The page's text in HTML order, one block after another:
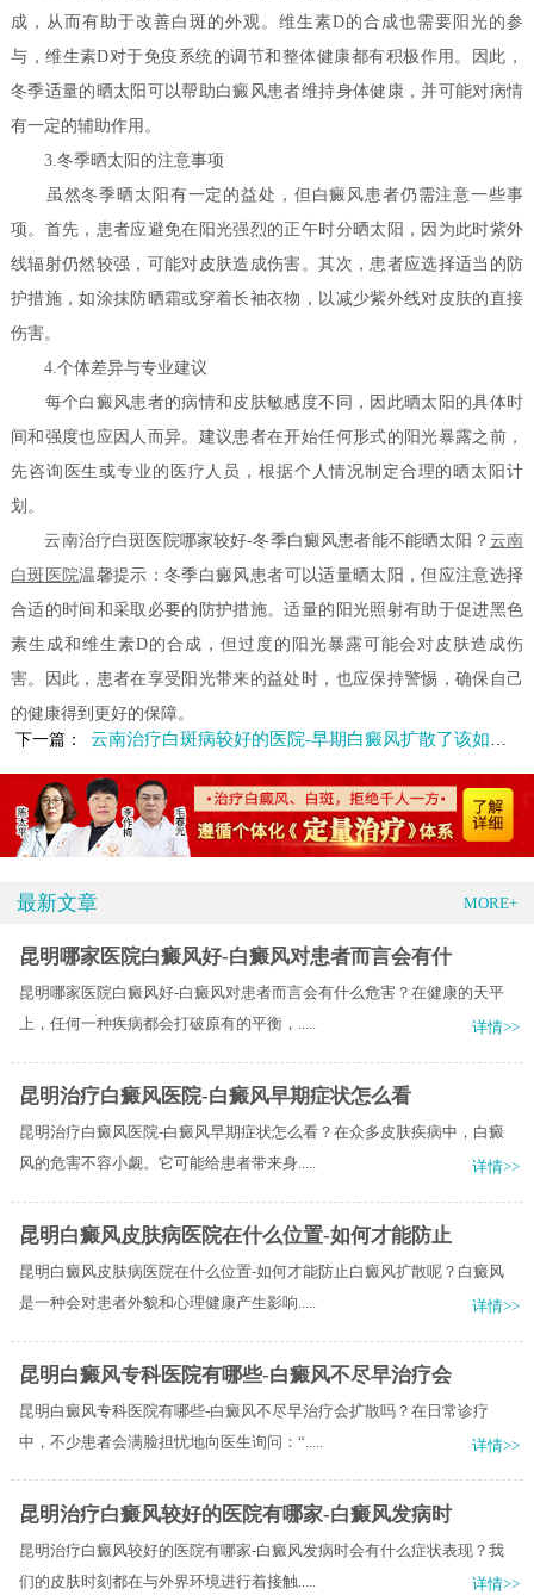
成，从而有助于改善白斑的外观。维生素D的合成也需要阳光的参
与，维生素D对于免疫系统的调节和整体健康都有积极作用。因此，
冬季适量的晒太阳可以帮助白癜风患者维持身体健康，并可能对病情
有一定的辅助作用。
3.冬季晒太阳的注意事项
虽然冬季晒太阳有一定的益处，但白癜风患者仍需注意一些事
项。首先，患者应避免在阳光强烈的正午时分晒太阳，因为此时紫外
线辐射仍然较强，可能对皮肤造成伤害。其次，患者应选择适当的防
护措施，如涂抹防晒霜或穿着长袖衣物，以减少紫外线对皮肤的直接
伤害。
4.个体差异与专业建议
每个白癜风患者的病情和皮肤敏感度不同，因此晒太阳的具体时
间和强度也应因人而异。建议患者在开始任何形式的阳光暴露之前，
先咨询医生或专业的医疗人员，根据个人情况制定合理的晒太阳计
划。
云南治疗白斑医院哪家较好-冬季白癜风患者能不能晒太阳？ 云南
白斑医院温馨提示：冬季白癜风患者可以适量晒太阳，但应注意选择
合适的时间和采取必要的防护措施。适量的阳光照射有助于促进黑色
素生成和维生素D的合成，但过度的阳光暴露可能会对皮肤造成伤
害。因此，患者在享受阳光带来的益处时，也应保持警惕，确保自己
的健康得到更好的保障。
下一篇：
云南治疗白斑病较好的医院-早期白癜风扩散了该如何应对
最新文章 MORE+
昆明哪家医院白癜风好-白癜风对患者而言会有什
昆明哪家医院白癜风好-白癜风对患者而言会有什么危害？在健康的天平
上，任何一种疾病都会打破原有的平衡，.....
详情>>
昆明治疗白癜风医院-白癜风早期症状怎么看
昆明治疗白癜风医院-白癜风早期症状怎么看？在众多皮肤疾病中，白癜
风的危害不容小觑。它可能给患者带来身.....
详情>>
昆明白癜风皮肤病医院在什么位置-如何才能防止
昆明白癜风皮肤病医院在什么位置-如何才能防止白癜风扩散呢？白癜风
是一种会对患者外貌和心理健康产生影响.....
详情>>
昆明白癜风专科医院有哪些-白癜风不尽早治疗会
昆明白癜风专科医院有哪些-白癜风不尽早治疗会扩散吗？在日常诊疗
中，不少患者会满脸担忧地向医生询问：“.....
详情>>
昆明治疗白癜风较好的医院有哪家-白癜风发病时
昆明治疗白癜风较好的医院有哪家-白癜风发病时会有什么症状表现？我
们的皮肤时刻都在与外界环境进行着接触.....
详情>>